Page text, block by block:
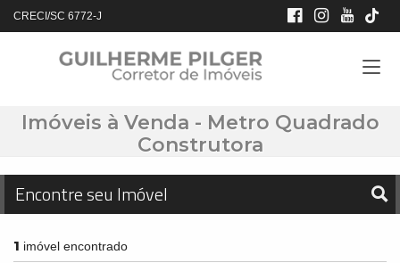
CRECI/SC 6772-J
Imóveis à Venda - Metro Quadrado
Construtora
Encontre seu Imóvel
1 imóvel encontrado